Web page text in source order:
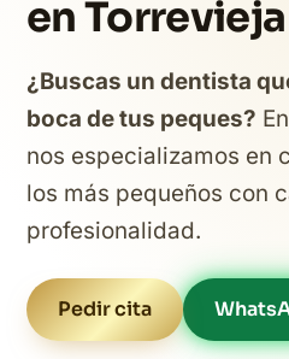
en Torrevieja
¿Buscas un dentista
boca de tus peques?
nos especializamos en
los más pequeños con
profesionalidad.
Pedir cita